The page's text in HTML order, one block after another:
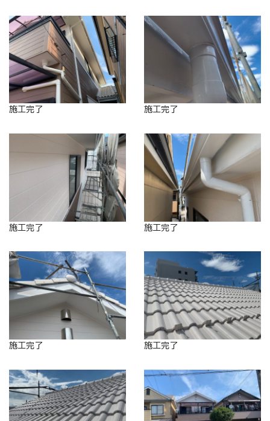
施工完了 施工完了
施工完了 施工完了
施工完了 施工完了